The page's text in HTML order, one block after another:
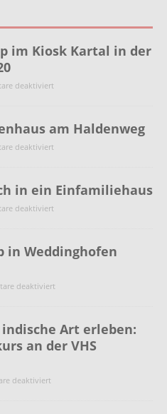
im Kiosk Kartal in der
deaktiviert
am Haldenweg
deaktiviert
in ein Einfamiliehaus
deaktiviert
in Weddinghofen
deaktiviert
Art erleben:
an der VHS
deaktiviert